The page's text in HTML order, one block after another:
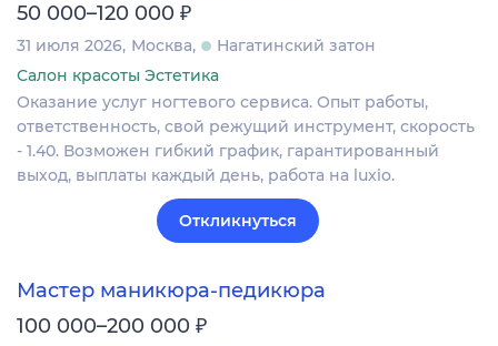
50 000–120 000 ₽
31 июля 2026 Москва
Нагатинский затон
Салон красоты Эстетика
Оказание услуг ногтевого сервиса. Опыт работы,
ответственность, свой режущий инструмент, скорость
- 1.40. Возможен гибкий график, гарантированный
выход, выплаты каждый день, работа на luxio.
Откликнуться
Мастер маникюра-педикюра
100 000–200 000 ₽